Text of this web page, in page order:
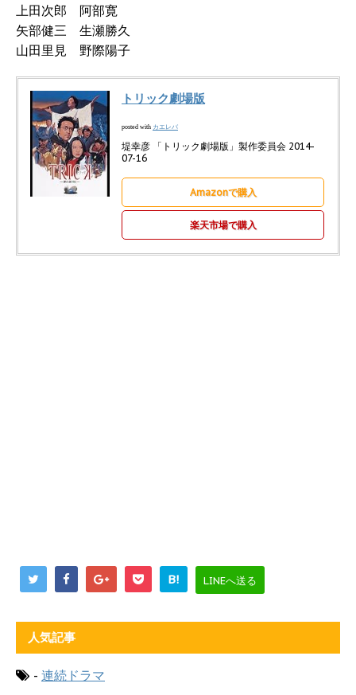
上田次郎 阿部寛
矢部健三 生瀬勝久
山田里見 野際陽子
トリック劇場版
posted with カエレバ
堤幸彦 「トリック劇場版」製作委員会 2014-
07-16
Amazonで購入
楽天市場で購入
B! LINEへ送る
人気記事
- 連続ドラマ